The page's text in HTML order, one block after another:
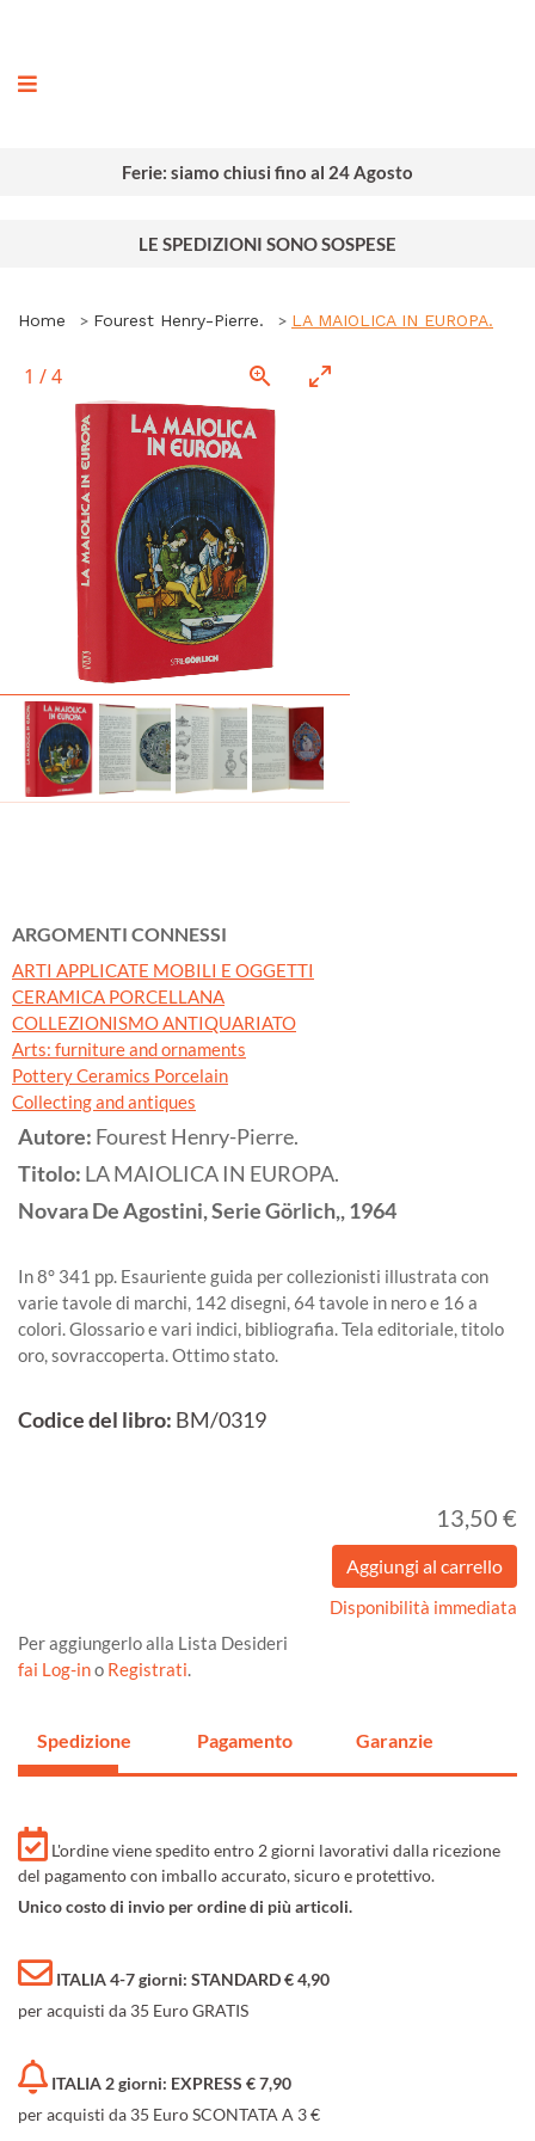
Ferie: siamo chiusi fino al 24 Agosto
LE SPEDIZIONI SONO SOSPESE
Home Fourest Henry-Pierre. LA MAIOLICA IN EUROPA.
1 /4
ARGOMENTI CONNESSI
ARTI APPLICATE MOBILI E OGGETTI
CERAMICA PORCELLANA
COLLEZIONISMO ANTIQUARIATO
Arts: furniture and ornaments
Pottery Ceramics Porcelain
Collecting and antiques
Autore: Fourest Henry-Pierre.
Titolo: LA MAIOLICA IN EUROPA.
NovaraDe Agostini, Serie Görlich,,1964
In 8° 341 pp. Esauriente guida per collezionisti illustrata con
varie tavole di marchi, 142 disegni, 64 tavole in nero e 16 a
colori. Glossario e vari indici, bibliografia. Tela editoriale, titolo
oro, sovraccoperta. Ottimo stato.
Codice del libro: BM/0319
13,50 €
Disponibilità immediata
Per aggiungerlo alla Lista Desideri
fai Log-ino Registrati.
Spedizione Pagamento Garanzie
L'ordine viene spedito entro 2 giorni lavorativi dalla ricezione
del pagamento con imballo accurato, sicuro e protettivo.
Unico costo di invio per ordine di più articoli.
ITALIA 4-7 giorni: STANDARD € 4,90
per acquisti da 35 Euro GRATIS
ITALIA 2 giorni: EXPRESS € 7,90
per acquisti da 35 Euro SCONTATA A 3 €